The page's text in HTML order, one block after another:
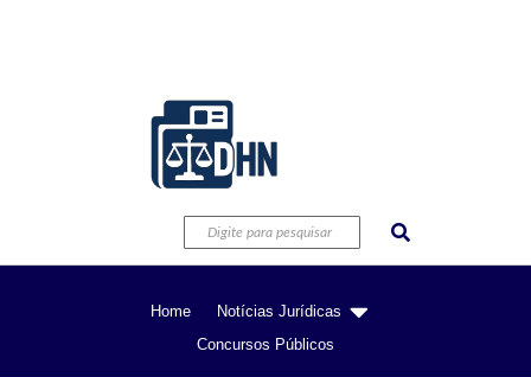
Home
Notícias Jurídicas
Concursos Públicos